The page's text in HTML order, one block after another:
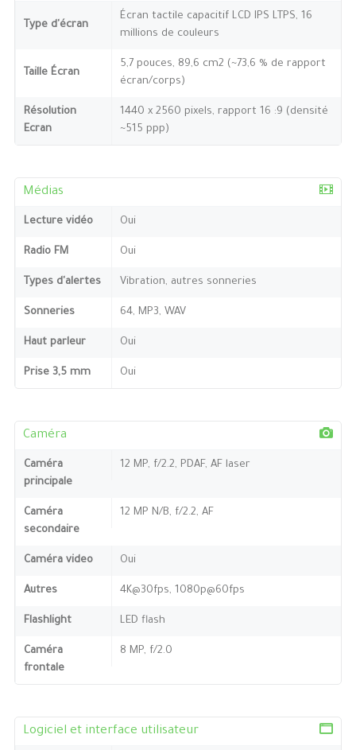
Type d'écran
Écran tactile capacitif LCD IPS LTPS, 16
millions de couleurs
Taille Écran
5,7 pouces, 89,6 cm2 (~73,6 % de rapport
écran/corps)
Résolution
Ecran
1440 x 2560 pixels, rapport 16 :9 (densité
~515 ppp)
Médias
Lecture vidéo Oui
Radio FM Oui
Types d'alertes Vibration, autres sonneries
Sonneries 64, MP3, WAV
Haut parleur Oui
Prise 3,5 mm Oui
Caméra
Caméra
principale
12 MP, f/2.2, PDAF, AF laser
Caméra
secondaire
12 MP N/B, f/2.2, AF
Caméra video Oui
Autres 4K@30fps, 1080p@60fps
Flashlight LED flash
Caméra
frontale
8 MP, f/2.0
Logiciel et interface utilisateur